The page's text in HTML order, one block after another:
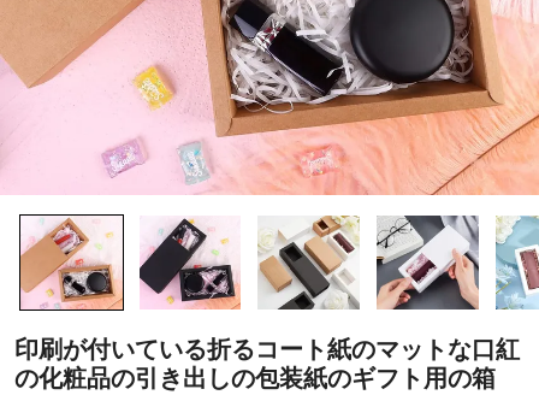
印刷が付いている折るコート紙のマットな口紅
の化粧品の引き出しの包装紙のギフト用の箱